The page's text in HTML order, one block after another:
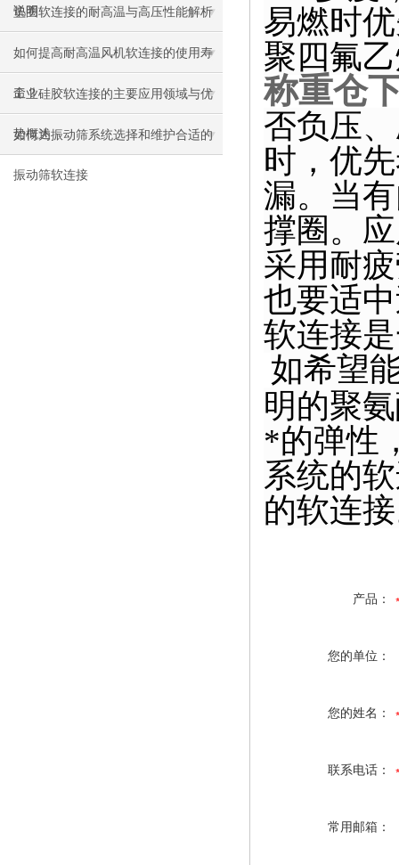
说明
垫圈软连接的耐高温与高压性能解析
如何提高耐高温风机软连接的使用寿
命？
工业硅胶软连接的主要应用领域与优
势概述
如何为振动筛系统选择和维护合适的
振动筛软连接
易燃时
聚四氟
称重仓
否负压
时，优
漏。当
撑圈。
采用耐
也要适中
软连接
如希望
明的聚
*的弹性
系统的
的软连接
产品：
您的单位：
您的姓名：
联系电话：
常用邮箱：